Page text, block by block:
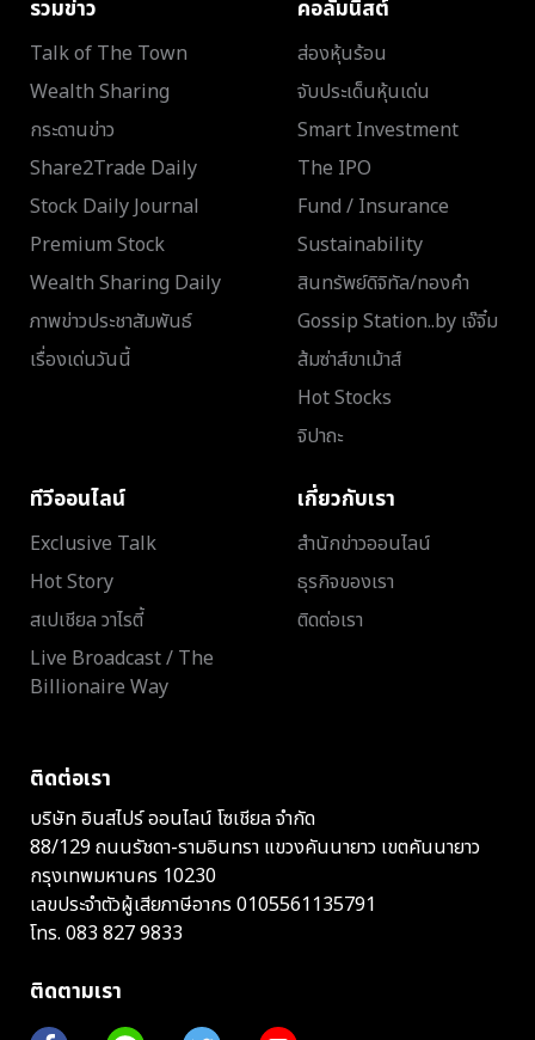
รวมข่าว
Talk of The Town
Wealth Sharing
กระดานข่าว
Share2Trade Daily
Stock Daily Journal
Premium Stock
Wealth Sharing Daily
ภาพข่าวประชาสัมพันธ์
เรื่องเด่นวันนี้
คอลัมนิสต์
ส่องหุ้นร้อน
จับประเด็นหุ้นเด่น
Smart Investment
The IPO
Fund / Insurance
Sustainability
สินทรัพย์ดิจิทัล/ทองคำ
Gossip Station..by เจ๊จิ๋ม
ส้มซ่าส์ขาเม้าส์
Hot Stocks
จิปาถะ
ทีวีออนไลน์
Exclusive Talk
Hot Story
สเปเชียล วาไรตี้
Live Broadcast / The
Billionaire Way
เกี่ยวกับเรา
สำนักข่าวออนไลน์
ธุรกิจของเรา
ติดต่อเรา
ติดต่อเรา
บริษัท อินสไปร์ ออนไลน์ โซเชียล จำกัด
88/129 ถนนรัชดา-รามอินทรา แขวงคันนายาว เขตคันนายาว
กรุงเทพมหานคร 10230
เลขประจำตัวผู้เสียภาษีอากร 0105561135791
โทร. 083 827 9833
ติดตามเรา